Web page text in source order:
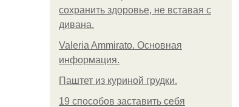
сохранить здоровье, не вставая с
дивана.
Valeria Ammirato. Основная
информация.
Паштет из куриной грудки.
19 способов заставить себя